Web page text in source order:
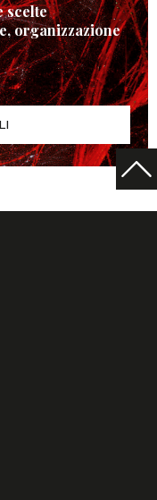
scelte
organizzazione